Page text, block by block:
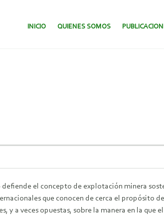
SALTAR AL CONTENIDO.
INICIO QUIENES SOMOS
el concepto de explotación minera
que conocen de cerca el propósito
a veces opuestas, sobre la manera en la que